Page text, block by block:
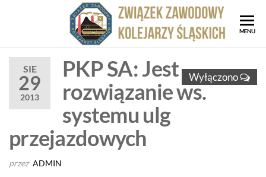
MENU
SIE
29
2013
Wyłączono
PKP SA: Jest
rozwiązanie ws.
systemu ulg
przejazdowych
przez ADMIN